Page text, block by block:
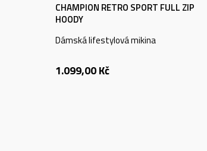
CHAMPION RETRO SPORT FULL ZIP
HOODY
Dámská lifestylová mikina
1.099,00Kč